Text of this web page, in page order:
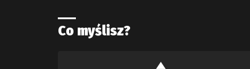
Co myślisz?